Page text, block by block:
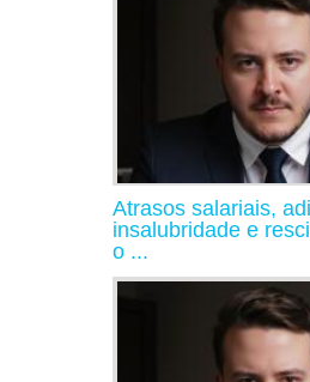
Atrasos salariais,
insalubridade e
o ...